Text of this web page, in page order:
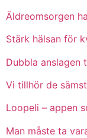
Äldreomsorgen
Stärk hälsan för
Dubbla anslagen
Vi tillhör de
Loopeli – appen
Man måste ta